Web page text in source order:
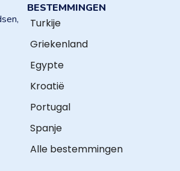
BESTEMMINGEN
Turkije
Griekenland
Egypte
Kroatië
Portugal
Spanje
Alle bestemmingen